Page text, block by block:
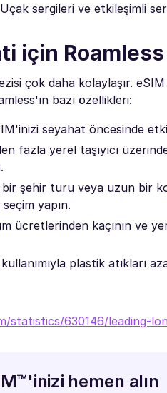
sergileri ve etkileşimli
için Roamless
çok daha kolaylaşır.
bazı özellikleri:
seyahat öncesinde
fazla yerel taşıyıcı
bir şehir turu veya uzun bir
yapın.
ücretlerinden kaçının ve
plastik atıkları
statistics/630146/leading-
hemen alın